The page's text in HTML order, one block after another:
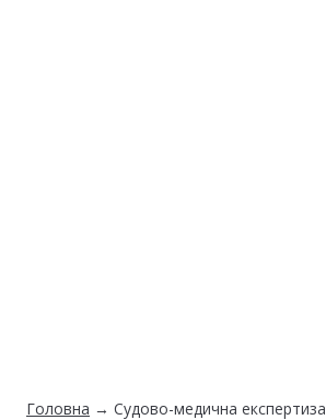
Головна → Судово-медична експертиза